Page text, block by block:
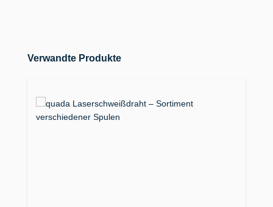
Produktgalerie überspringen
Verwandte Produkte